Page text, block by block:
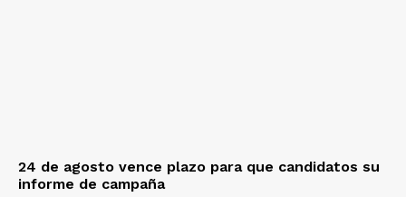
24 de agosto vence plazo para que candidatos su
informe de campaña